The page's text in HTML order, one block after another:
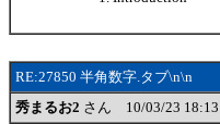
RE:27850 半角数字.タブ\n\n
秀まるお2 さん 10/03/23 18:13